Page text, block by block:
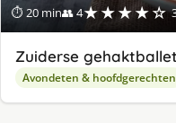
⏱ 20 min👥 4★★★★☆
Zuiderse
Avondeten & hoofdgerechten